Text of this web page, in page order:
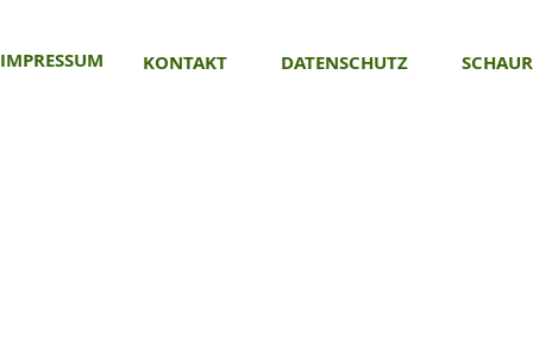
IMPRESSUM KONTAKT DATENSCHUTZ